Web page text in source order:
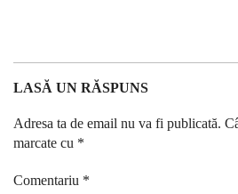
LASĂ UN RĂSPUNS
Adresa ta de email nu va fi publicată.
marcate cu *
Comentariu *